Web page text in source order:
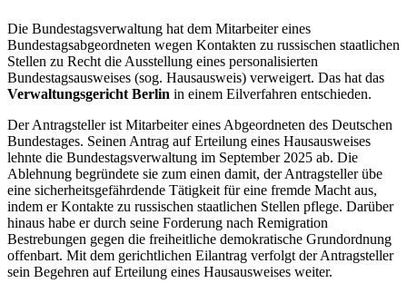
Die Bundestagsverwaltung hat dem Mitarbeiter eines
Bundestagsabgeordneten wegen Kontakten zu russischen staatlichen
Stellen zu Recht die Ausstellung eines personalisierten
Bundestagsausweises (sog. Hausausweis) verweigert. Das hat das
Verwaltungsgericht Berlin in einem Eilverfahren entschieden.
Der Antragsteller ist Mitarbeiter eines Abgeordneten des Deutschen
Bundestages. Seinen Antrag auf Erteilung eines Hausausweises
lehnte die Bundestagsverwaltung im September 2025 ab. Die
Ablehnung begründete sie zum einen damit, der Antragsteller übe
eine sicherheitsgefährdende Tätigkeit für eine fremde Macht aus,
indem er Kontakte zu russischen staatlichen Stellen pflege. Darüber
hinaus habe er durch seine Forderung nach Remigration
Bestrebungen gegen die freiheitliche demokratische Grundordnung
offenbart. Mit dem gerichtlichen Eilantrag verfolgt der Antragsteller
sein Begehren auf Erteilung eines Hausausweises weiter.